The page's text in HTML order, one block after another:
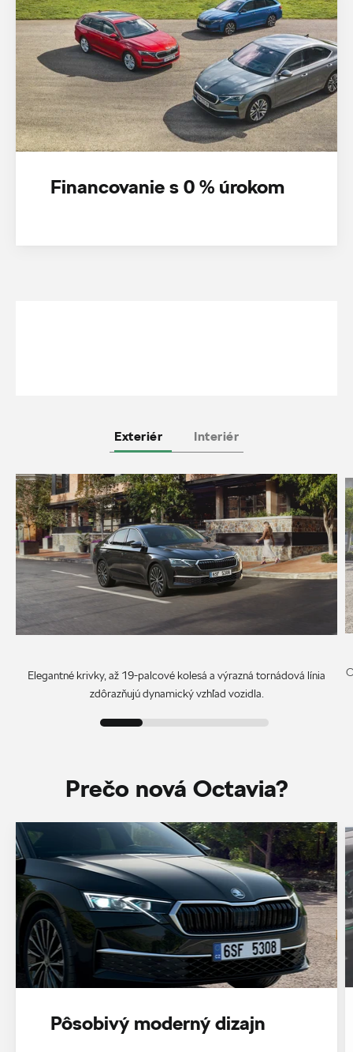
Financovanie s 0 % úrokom
Exteriér Interiér
Elegantné krivky, až 19-palcové kolesá a výrazná tornádová línia
zdôrazňujú dynamický vzhľad vozidla.
Prečo nová Octavia?
Pôsobivý moderný dizajn